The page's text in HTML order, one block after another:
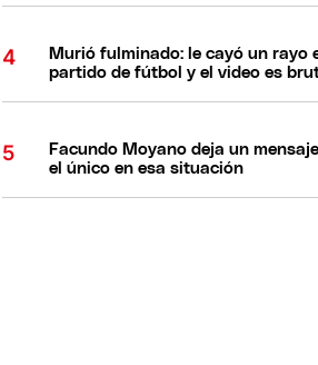
Murió fulminado: le cayó un rayo
partido de fútbol y el video es
Facundo Moyano deja un
el único en esa situación